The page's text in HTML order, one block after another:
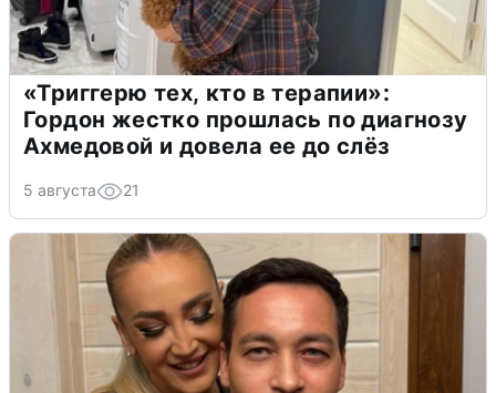
«Триггерю тех, кто в терапии»:
Гордон жестко прошлась по диагнозу
Ахмедовой и довела ее до слёз
5 августа 21